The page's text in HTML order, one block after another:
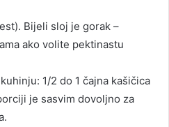
Bijeli sloj je gorak –
ako volite pektinastu
1/2 do 1 čajna kašičica
je sasvim dovoljno za